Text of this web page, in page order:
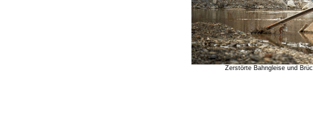
Zerstörte Bahngleise und